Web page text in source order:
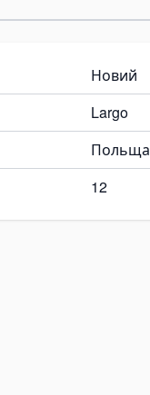
Новий
Largo
Польща
12